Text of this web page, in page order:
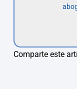
Comparte este